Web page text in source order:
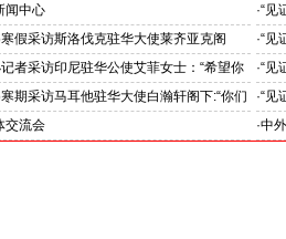
悼
闻中心 ·“见
斯
官)”
假采访斯洛伐克驻华大使莱齐亚克阁
斯关系开启新篇章”
·“见
十
者采访印尼驻华公使艾菲女士：“希望你
者”
·“见
奥
期采访马耳他驻华大使白瀚轩阁下:“你们
·“见
罗斯
交流会 ·中